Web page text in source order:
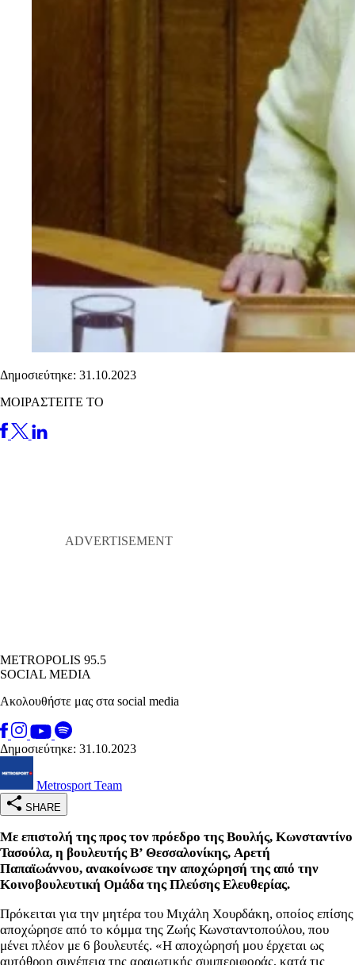
Δημοσιεύτηκε: 31.10.2023
ΜΟΙΡΑΣΤΕΙΤΕ ΤΟ
METROPOLIS 95.5
SOCIAL MEDIA
Ακολουθήστε μας στα social media
Δημοσιεύτηκε: 31.10.2023
Metrosport Team
SHARE
Με επιστολή της προς τον πρόεδρο της Βουλής, Κωνσταντίνο
Τασούλα, η βουλευτής Β’ Θεσσαλονίκης, Aρετή
Παπαϊωάννου, ανακοίνωσε την αποχώρησή της από την
Κοινοβουλευτική Ομάδα της Πλεύσης Ελευθερίας.
Πρόκειται για την μητέρα του Μιχάλη Χουρδάκη, οποίος επίσης
αποχώρησε από το κόμμα της Ζωής Κωνσταντοπούλου, που
μένει πλέον με 6 βουλευτές. «Η αποχώρησή μου έρχεται ως
αυτόθροη συνέπεια της αραιωτικής συμπεριφοράς, κατά τις